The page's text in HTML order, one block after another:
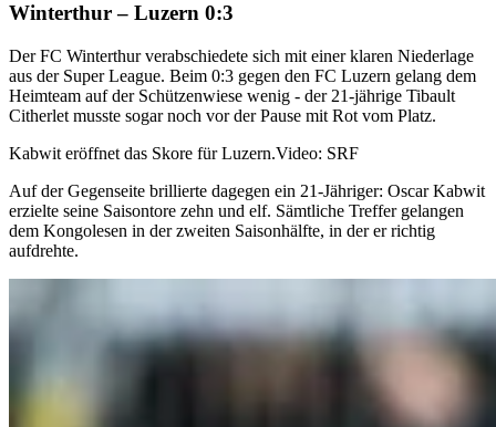
Winterthur – Luzern 0:3
Der FC Winterthur verabschiedete sich mit einer klaren Niederlage
aus der Super League. Beim 0:3 gegen den FC Luzern gelang dem
Heimteam auf der Schützenwiese wenig - der 21-jährige Tibault
Citherlet musste sogar noch vor der Pause mit Rot vom Platz.
Kabwit eröffnet das Skore für Luzern.Video: SRF
Auf der Gegenseite brillierte dagegen ein 21-Jähriger: Oscar Kabwit
erzielte seine Saisontore zehn und elf. Sämtliche Treffer gelangen
dem Kongolesen in der zweiten Saisonhälfte, in der er richtig
aufdrehte.